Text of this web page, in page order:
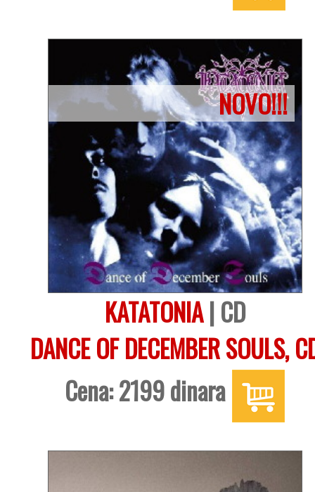
NOVO!!!
KATATONIA| CD
DANCE OF DECEMBER SOULS,
Cena: 2199 dinara